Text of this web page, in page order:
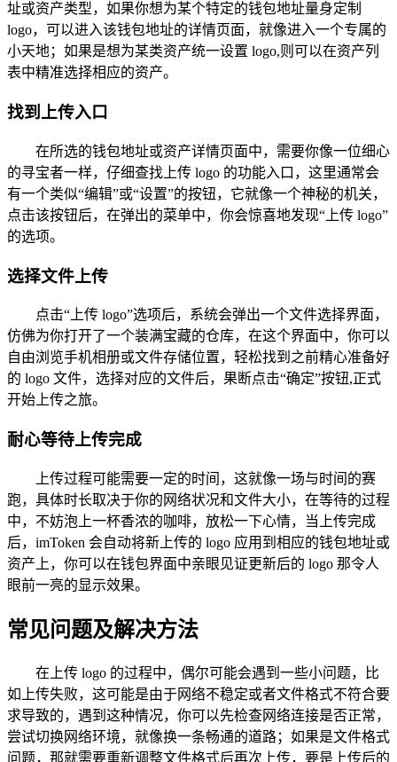
址或资产类型，如果你想为某个特定的钱包地址量身定制
logo，可以进入该钱包地址的详情页面，就像进入一个专属的
小天地；如果是想为某类资产统一设置 logo,则可以在资产列
表中精准选择相应的资产。
找到上传入口
在所选的钱包地址或资产详情页面中，需要你像一位细心
的寻宝者一样，仔细查找上传 logo 的功能入口，这里通常会
有一个类似“编辑”或“设置”的按钮，它就像一个神秘的机关，
点击该按钮后，在弹出的菜单中，你会惊喜地发现“上传 logo”
的选项。
选择文件上传
点击“上传 logo”选项后，系统会弹出一个文件选择界面，
仿佛为你打开了一个装满宝藏的仓库，在这个界面中，你可以
自由浏览手机相册或文件存储位置，轻松找到之前精心准备好
的 logo 文件，选择对应的文件后，果断点击“确定”按钮,正式
开始上传之旅。
耐心等待上传完成
上传过程可能需要一定的时间，这就像一场与时间的赛
跑，具体时长取决于你的网络状况和文件大小，在等待的过程
中，不妨泡上一杯香浓的咖啡，放松一下心情，当上传完成
后，imToken 会自动将新上传的 logo 应用到相应的钱包地址或
资产上，你可以在钱包界面中亲眼见证更新后的 logo 那令人
眼前一亮的显示效果。
常见问题及解决方法
在上传 logo 的过程中，偶尔可能会遇到一些小问题，比
如上传失败，这可能是由于网络不稳定或者文件格式不符合要
求导致的，遇到这种情况，你可以先检查网络连接是否正常，
尝试切换网络环境，就像换一条畅通的道路；如果是文件格式
问题，那就需要重新调整文件格式后再次上传，要是上传后的